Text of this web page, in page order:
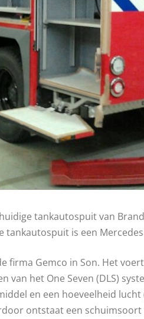
tankautospuit van
is een
firma Gemco in Son. Het
het One Seven (DLS)
en een hoeveelheid
ontstaat een